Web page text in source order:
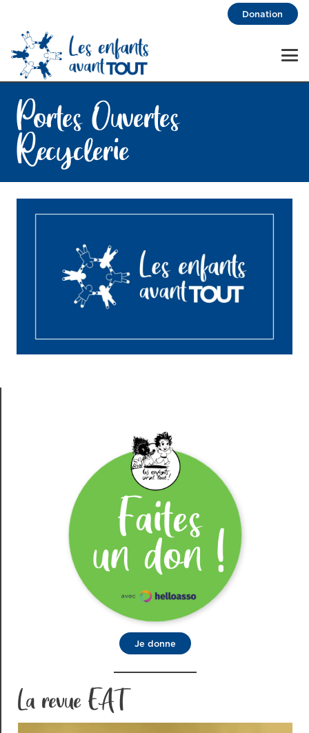
Donation
Portes Ouvertes
Recyclerie
Je donne
La revue EAT